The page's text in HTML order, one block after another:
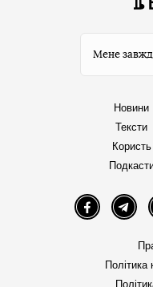
Мене
Новини
Тексти
Користь
Facebook
Політика